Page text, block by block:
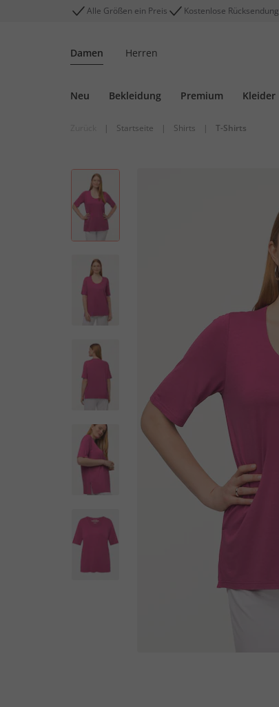
Alle Größen ein Preis Kostenlose Rücksendung
Damen Herren
Neu Bekleidung Premium Kleider
| Startseite | Shirts | T-Shirts